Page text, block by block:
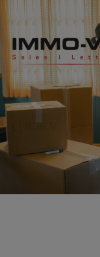
Navigated to ImmoV